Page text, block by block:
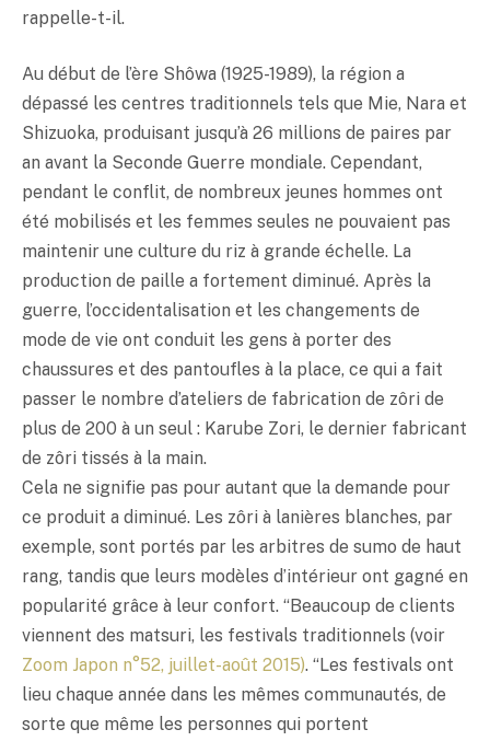
rappelle-t-il.
Au début de l’ère Shôwa (1925-1989), la région a
dépassé les centres traditionnels tels que Mie, Nara et
Shizuoka, produisant jusqu’à 26 millions de paires par
an avant la Seconde Guerre mondiale. Cependant,
pendant le conflit, de nombreux jeunes hommes ont
été mobilisés et les femmes seules ne pouvaient pas
maintenir une culture du riz à grande échelle. La
production de paille a fortement diminué. Après la
guerre, l’occidentalisation et les changements de
mode de vie ont conduit les gens à porter des
chaussures et des pantoufles à la place, ce qui a fait
passer le nombre d’ateliers de fabrication de zôri de
plus de 200 à un seul : Karube Zori, le dernier fabricant
de zôri tissés à la main.
Cela ne signifie pas pour autant que la demande pour
ce produit a diminué. Les zôri à lanières blanches, par
exemple, sont portés par les arbitres de sumo de haut
rang, tandis que leurs modèles d’intérieur ont gagné en
popularité grâce à leur confort. “Beaucoup de clients
viennent des matsuri, les festivals traditionnels (voir
Zoom Japon n°52, juillet-août 2015). “Les festivals ont
lieu chaque année dans les mêmes communautés, de
sorte que même les personnes qui portent